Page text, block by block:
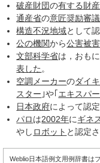
破産財団の有する財産
通産省の意匠奨励審
構造不況地域として
公の機関から公害被害
文部科学省は，おもに
表した 。
空調 メーカーのダイ
スター ｣や｢ エキスパ
日本政府によって認
パロは2002年にギネ
やし ロボット と認定さ
Weblio日本語例文用例辞書は